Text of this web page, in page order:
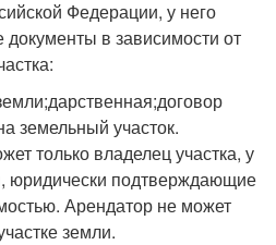
строительства
Федерации, у него
в зависимости от
земельный участок.
только владелец участка, у
юридически подтверждающие
Арендатор не может
земли.